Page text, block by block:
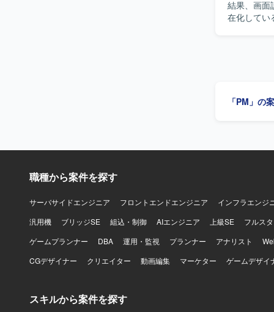
ができる方を求めています。 【ポ
ら、複数の
結果、画面
在化してい
い、ディ
る方を想定
響力を発揮
ルを用いた
イン知識
「PM」の
職種から案件を探す
サーバサイドエンジニア フロントエンドエンジニア
インフラエンジ
汎用機
ブリッジSE 組込・制御 AIエンジニア 上級SE
フルス
ゲームプランナー
DBA 運用・監視 プランナー アナリスト
CGデザイナー
クリエイター 動画編集 マーケター ゲームデザイ
スキルから案件を探す